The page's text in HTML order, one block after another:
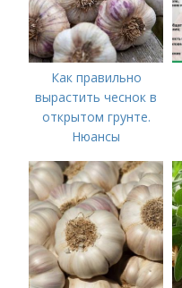
Как правильно
вырастить чеснок в
открытом грунте.
Нюансы
озимого чеснока